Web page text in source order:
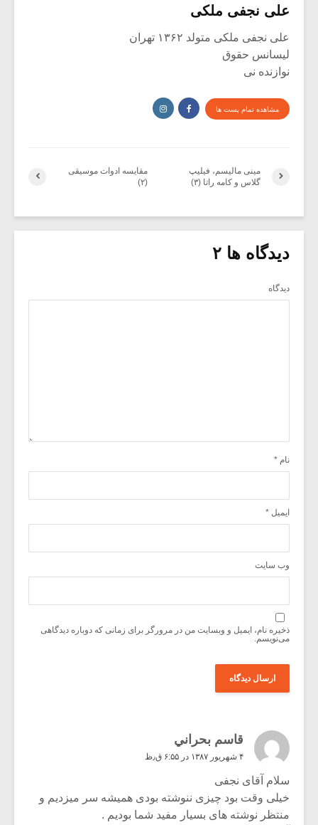
علی نجفی ملکی
علی نجفی ملکی متولد ۱۳۶۲ تهران
لیسانس حقوق
نوازنده نی
مشاهده تمام پست ها
مقایسه ادوات موسیقی
(۲)
مینی مالیسم، فیلیپ
گلاس و کامه راتا (۳)
دیدگاه ها ۲
دیدگاه
نام *
ایمیل *
وب‌ سایت
ذخیره نام، ایمیل و وبسایت من در مرورگر برای زمانی که دوباره دیدگاهی
می‌نویسم.
قاسم بحراني
۴ شهریور ۱۳۸۷ در ۶:۵۵ ق٫ظ
سلام آقای نجفی
خیلی وقت بود چیزی ننوشته بودی همیشه سر میزدیم و
منتظر نوشته های بسیار مفید شما بودیم .